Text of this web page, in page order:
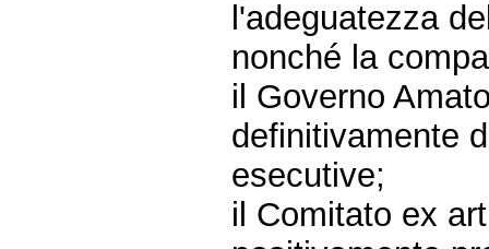
l'adeguatezza
nonché la
il Governo
definitivamente
esecutive;
il Comitato ex